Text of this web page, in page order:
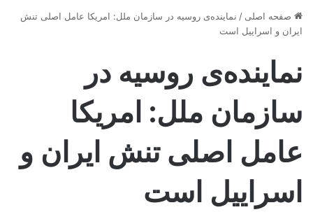
صفحه اصلی / نماینده‌ی روسیه در سازمان ملل: امریکا عامل اصلی تنش
ایران و اسراییل است
نماینده‌ی روسیه در
سازمان ملل: امریکا
عامل اصلی تنش ایران و
اسراییل است